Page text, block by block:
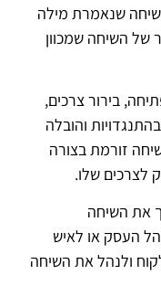
שנאמרת מילה
של השיחה שמכוון
בירור צרכים,
והובלה
זורמת בצורה
לצרכים שלו.
את השיחה
העסק או לאיש
ולנהל את השיחה